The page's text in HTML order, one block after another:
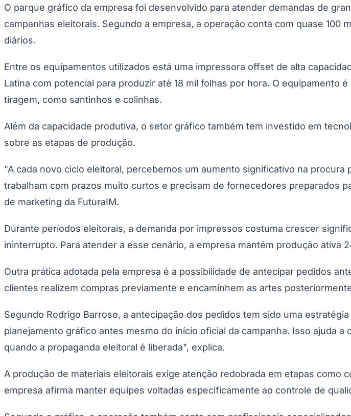
Premier League
La Liga
Bundesliga
Mundial 2026
Corinthians
O parque gráfico da empresa foi desenvolvido para atender demandas de
campanhas eleitorais. Segundo a empresa, a operação conta com quase
diários.
Entre os equipamentos utilizados está uma impressora offset de alta
Latina com potencial para produzir até 18 mil folhas por hora. O equipamento
tiragem, como santinhos e colinhas.
Além da capacidade produtiva, o setor gráfico também tem investido em
sobre as etapas de produção.
"A cada novo ciclo eleitoral, percebemos um aumento significativo na
trabalham com prazos muito curtos e precisam de fornecedores preparados
de marketing da FuturaIM.
Durante períodos eleitorais, a demanda por impressos costuma crescer
ininterrupto. Para atender a esse cenário, a empresa mantém produção
Outra prática adotada pela empresa é a possibilidade de antecipar pedidos
clientes realizem compras previamente e encaminhem as artes
Segundo Rodrigo Barroso, a antecipação dos pedidos tem sido uma
planejamento gráfico antes mesmo do início oficial da campanha. Isso ajuda
quando a propaganda eleitoral é liberada", explica.
A produção de materiais eleitorais exige atenção redobrada em etapas como
empresa afirma manter equipes voltadas especificamente ao controle de